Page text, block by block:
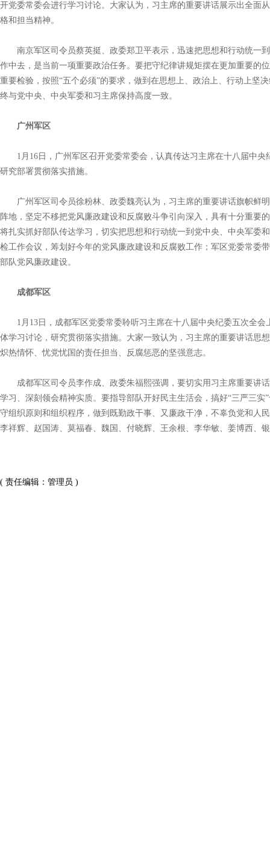
开党委常委会进行学习讨论。大家认为，习主席的重要讲话展示出全面
格和担当精神。
南京军区司令员蔡英挺、政委郑卫平表示，迅速把思想和行动统一
作中去，是当前一项重要政治任务。要把守纪律讲规矩摆在更加重要的
重要检验，按照“五个必须”的要求，做到在思想上、政治上、行动上坚
终与党中央、中央军委和习主席保持高度一致。
广州军区
1月16日，广州军区召开党委常委会，认真传达习主席在十八届中央
研究部署贯彻落实措施。
广州军区司令员徐粉林、政委魏亮认为，习主席的重要讲话旗帜鲜
阵地，坚定不移把党风廉政建设和反腐败斗争引向深入，具有十分重要
将扎实抓好部队传达学习，切实把思想和行动统一到党中央、中央军委
检工作会议，筹划好今年的党风廉政建设和反腐败工作；军区党委常委
部队党风廉政建设。
成都军区
1月13日，成都军区党委常委聆听习主席在十八届中央纪委五次全会
体学习讨论，研究贯彻落实措施。大家一致认为，习主席的重要讲话思
炽热情怀、忧党忧国的责任担当、反腐惩恶的坚强意志。
成都军区司令员李作成、政委朱福熙强调，要切实用习主席重要讲
学习、深刻领会精神实质。要指导部队开好民主生活会，搞好“三严三实
守组织原则和组织程序，做到既勤政干事、又廉政干净，不辜负党和人
李祥辉、赵国涛、莫福春、魏国、付晓辉、王余根、李华敏、姜博西、
( 责任编辑：管理员 )